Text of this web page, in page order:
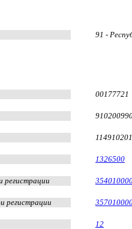
91 -
00177721
1326500
регистрации
регистрации
12